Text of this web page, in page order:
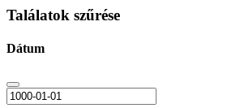
Találatok szűrése
Dátum